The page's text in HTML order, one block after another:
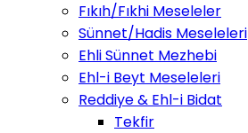
Fıkıh/Fıkhi Meseleler
Sünnet/Hadis Meseleleri
Ehli Sünnet Mezhebi
Ehl-i Beyt Meseleleri
Reddiye & Ehl-i Bidat
Tekfir